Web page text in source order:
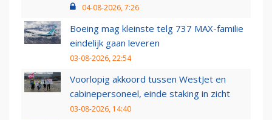
04-08-2026, 7:26
Boeing mag kleinste telg 737 MAX-familie
eindelijk gaan leveren
03-08-2026, 22:54
Voorlopig akkoord tussen WestJet en
cabinepersoneel, einde staking in zicht
03-08-2026, 14:40